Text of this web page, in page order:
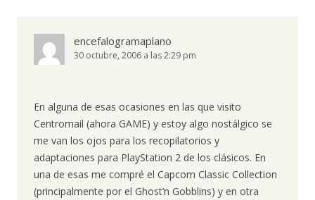
encefalogramaplano
30 octubre, 2006 a las 2:29 pm
En alguna de esas ocasiones en las que visito
Centromail (ahora GAME) y estoy algo nostálgico se
me van los ojos para los recopilatorios y
adaptaciones para PlayStation 2 de los clásicos. En
una de esas me compré el Capcom Classic Collection
(principalmente por el Ghost’n Gobblins) y en otra